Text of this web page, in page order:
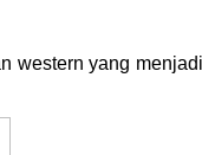
western yang